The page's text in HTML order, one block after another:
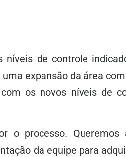
de controle
expansão da área
os novos níveis de
o processo. Queremos
da equipe para